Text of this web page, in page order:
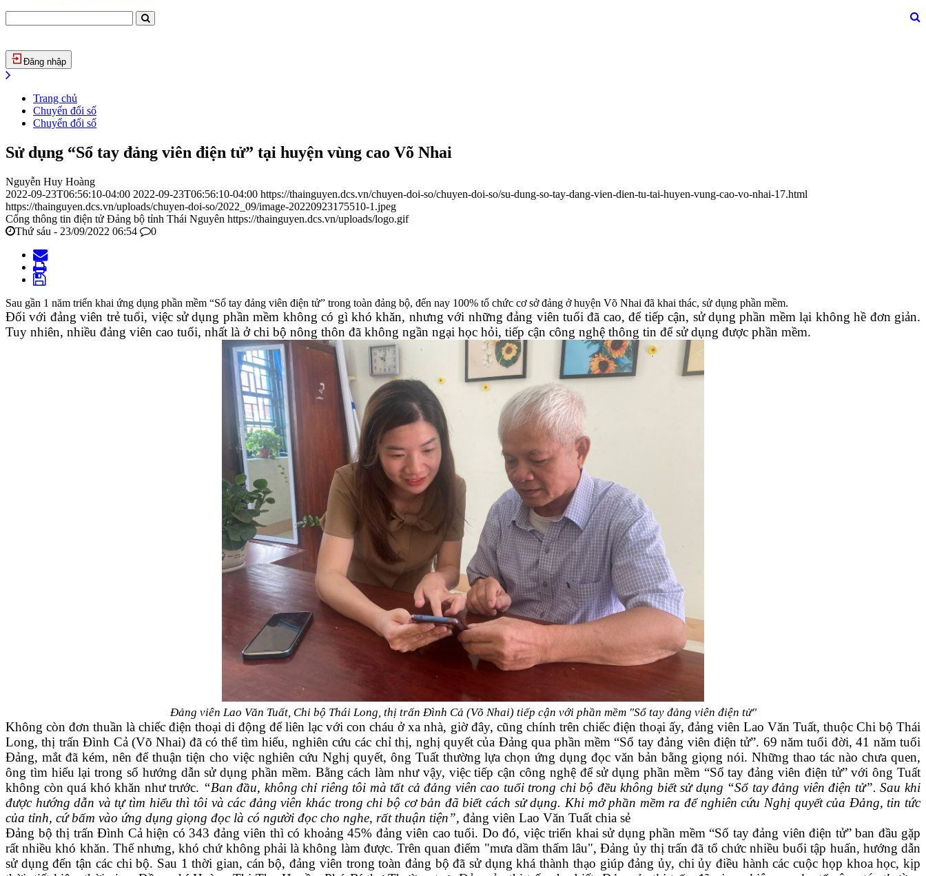
Đăng nhập
Trang chủ
Chuyển đổi số
Chuyển đổi số
Sử dụng “Sổ tay đảng viên điện tử” tại huyện vùng cao Võ Nhai
Nguyễn Huy Hoàng
2022-09-23T06:56:10-04:00 2022-09-23T06:56:10-04:00 https://thainguyen.dcs.vn/chuyen-doi-so/chuyen-doi-so/su-dung-so-tay-dang-vien-dien-tu-tai-huyen-vung-cao-vo-nhai-17.html
https://thainguyen.dcs.vn/uploads/chuyen-doi-so/2022_09/image-20220923175510-1.jpeg
Cổng thông tin điện tử Đảng bộ tỉnh Thái Nguyên https://thainguyen.dcs.vn/uploads/logo.gif
Thứ sáu - 23/09/2022 06:54
0
Sau gần 1 năm triển khai ứng dụng phần mềm “Sổ tay đảng viên điện tử” trong toàn đảng bộ, đến nay 100% tổ chức cơ sở đảng ở huyện Võ Nhai đã khai thác, sử dụng phần mềm.
Đối với đảng viên trẻ tuổi, việc sử dụng phần mềm không có gì khó khăn, nhưng với những đảng viên tuổi đã cao, để tiếp cận, sử dụng phần mềm lại không hề đơn giản.
Tuy nhiên, nhiều đảng viên cao tuổi, nhất là ở chi bộ nông thôn đã không ngần ngại học hỏi, tiếp cận công nghệ thông tin để sử dụng được phần mềm.
Đảng viên Lao Văn Tuất, Chi bộ Thái Long, thị trấn Đình Cả (Võ Nhai) tiếp cận với phần mềm "Sổ tay đảng viên điện tử"
Không còn đơn thuần là chiếc điện thoại di động để liên lạc với con cháu ở xa nhà, giờ đây, cũng chính trên chiếc điện thoại ấy, đảng viên Lao Văn Tuất, thuộc Chi bộ Thái
Long, thị trấn Đình Cả (Võ Nhai) đã có thể tìm hiểu, nghiên cứu các chỉ thị, nghị quyết của Đảng qua phần mềm “Sổ tay đảng viên điện tử”. 69 năm tuổi đời, 41 năm tuổi
Đảng, mắt đã kém, nên để thuận tiện cho việc nghiên cứu Nghị quyết, ông Tuất thường lựa chọn ứng dụng đọc văn bản bằng giọng nói. Những thao tác nào chưa quen,
ông tìm hiểu lại trong sổ hướng dẫn sử dụng phần mềm. Bằng cách làm như vậy, việc tiếp cận công nghệ để sử dụng phần mềm “Sổ tay đảng viên điện tử” với ông Tuất
không còn quá khó khăn như trước. “Ban đầu, không chỉ riêng tôi mà tất cả đảng viên cao tuổi trong chi bộ đều không biết sử dụng “Sổ tay đảng viên điện tử”. Sau khi
được hướng dẫn và tự tìm hiểu thì tôi và các đảng viên khác trong chi bộ cơ bản đã biết cách sử dụng. Khi mở phần mềm ra để nghiên cứu Nghị quyết của Đảng, tin tức
của tỉnh, cứ bấm vào ứng dụng giọng đọc là có người đọc cho nghe, rất thuận tiện”, đảng viên Lao Văn Tuất chia sẻ
Đảng bộ thị trấn Đình Cả hiện có 343 đảng viên thì có khoảng 45% đảng viên cao tuổi. Do đó, việc triển khai sử dụng phần mềm “Sổ tay đảng viên điện tử” ban đầu gặp
rất nhiều khó khăn. Thế nhưng, khó chứ không phải là không làm được. Trên quan điểm "mưa dầm thấm lâu", Đảng ủy thị trấn đã tổ chức nhiều buổi tập huấn, hướng dẫn
sử dụng đến tận các chi bộ. Sau 1 thời gian, cán bộ, đảng viên trong toàn đảng bộ đã sử dụng khá thành thạo giúp đảng ủy, chi ủy điều hành các cuộc họp khoa học, kịp